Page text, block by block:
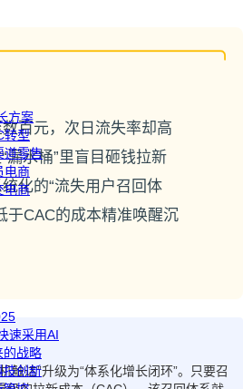
方案
转型
道零售
电商
电商
速采用AI
的战略
技创新
百元，次日流失率却高
漏水桶”里盲目砸钱拉新
化的“流失用户召回体
于CAC的成本精准唤醒沉
触达”升级为“体系化增长闭环”。只要召